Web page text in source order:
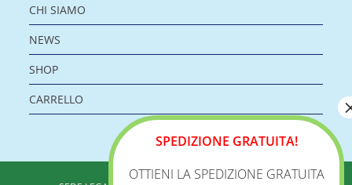
CHI SIAMO
NEWS
SHOP
CARRELLO
BIOLOGICA S.R.L.
SPEDIZIONE GRATUITA!
OTTIENI LA SPEDIZIONE GRATUITA